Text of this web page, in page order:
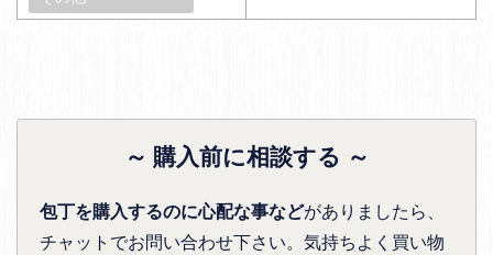
～ 購入前に相談する ～
包丁を購入するのに心配な事などがありましたら、
チャットでお問い合わせ下さい。気持ちよく買い物